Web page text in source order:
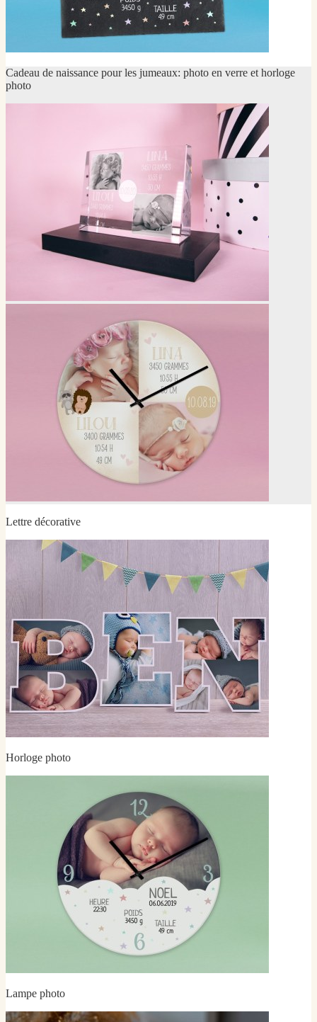
Cadeau de naissance pour les jumeaux: photo en verre et horloge
photo
Lettre décorative
Horloge photo
Lampe photo